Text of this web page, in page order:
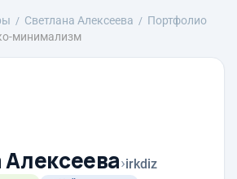
Светлана Алексеева
Портфолио
минимализм
›irkdiz